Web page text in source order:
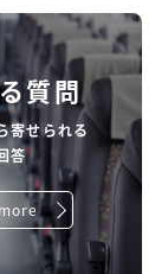
質問
寄せられる
答